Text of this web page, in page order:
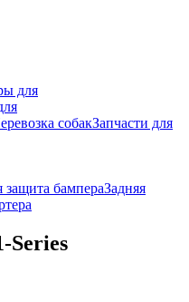
для
собакЗапчасти для
защита бампераЗадняя
Series